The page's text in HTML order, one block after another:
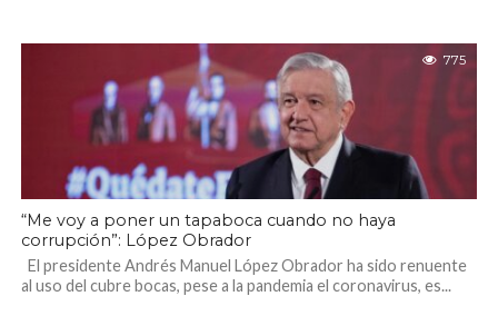
775
“Me voy a poner un tapaboca cuando no haya
corrupción”: López Obrador
El presidente Andrés Manuel López Obrador ha sido renuente
al uso del cubre bocas, pese a la pandemia el coronavirus, es...